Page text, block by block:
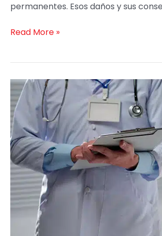
permanentes. Esos daños y sus
Read More »
Cómo
Se
Presentan
Los
Reclamos
por
Lesión
Catastrófica